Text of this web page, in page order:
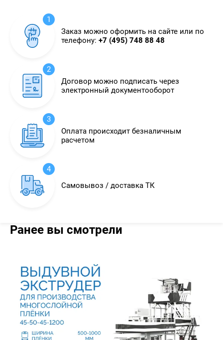
1
Заказ можно оформить на сайте или по
телефону: +7 (495) 748 88 48
2
Договор можно подписать через
электронный документооборот
3
Оплата происходит безналичным
расчетом
4
Самовывоз / доставка ТК
Ранее вы смотрели